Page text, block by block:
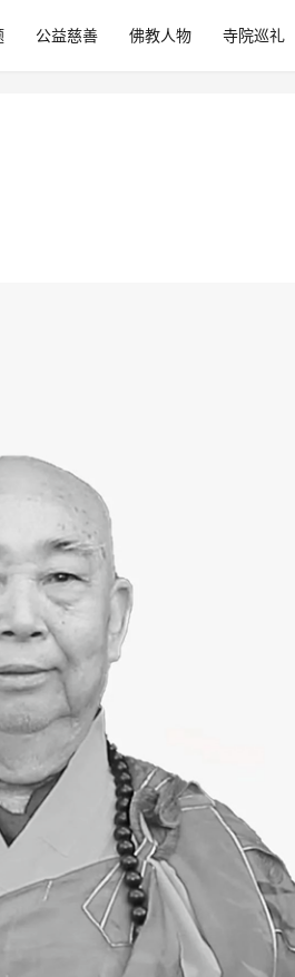
公益慈善 佛教人物 寺院巡礼